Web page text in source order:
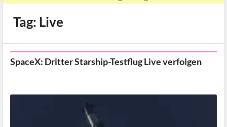
Tag: Live
SpaceX: Dritter Starship-Testflug Live verfolgen